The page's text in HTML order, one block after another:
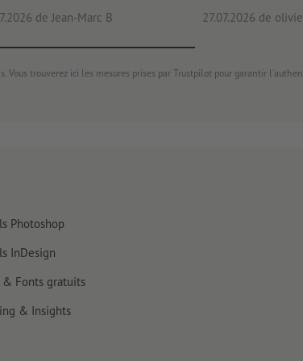
: pour des raisons techn. de prod., impossible
formats.
: chaque autocollant est découpé
de Jean-Marc B 27.07.2026 de
Vous trouverez ici les mesures prises par Trustpilot pour garantir
Photoshop
InDesign
& Fonts gratuits
& Insights